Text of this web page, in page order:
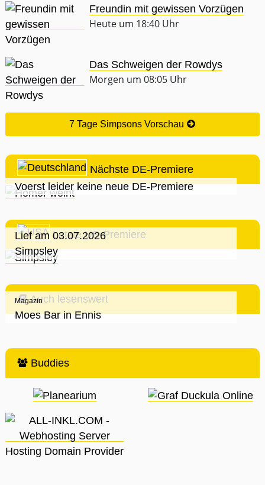
Freundin mit gewissen Vorzügen
Heute um 18:40 Uhr
Das Schweigen der Rowdys
Morgen um 08:05 Uhr
7 Tage Simpsons Vorschau
Nächste DE-Premiere
Voerst leider keine neue DE-Premiere
Letzte US-Premiere
Lief am 03.07.2026
Simpsley
Auch lesenswert
Magazin
Moes Bar in Ennis
Buddies